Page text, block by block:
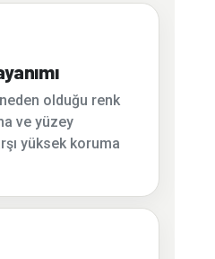
neden olduğu renk
ve yüzey
yüksek koruma